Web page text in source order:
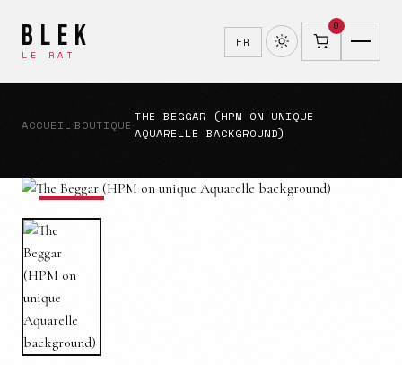
BLEK
LE RAT
FR
0
ACCUEIL›BOUTIQUE ›
THE BEGGAR (HPM ON UNIQUE
AQUARELLE BACKGROUND)